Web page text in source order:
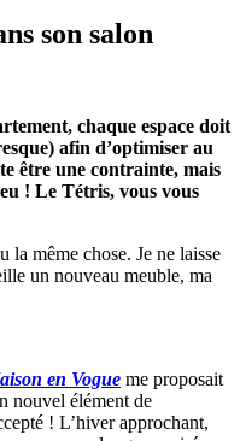
son salon
chaque espace doit
afin d’optimiser au
être une contrainte, mais
! Le Tétris, vous vous
la même chose. Je ne laisse
un nouveau meuble, ma
en Vogue me proposait
nouvel élément de
! L’hiver approchant,